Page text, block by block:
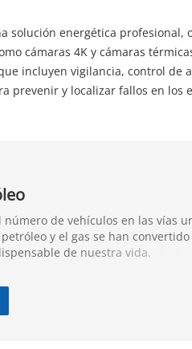
solución energética profesional,
cámaras 4K y cámaras
incluyen vigilancia, control de
prevenir y localizar fallos en los
número de vehículos en las vías
y el gas se han
de nuestra vida.